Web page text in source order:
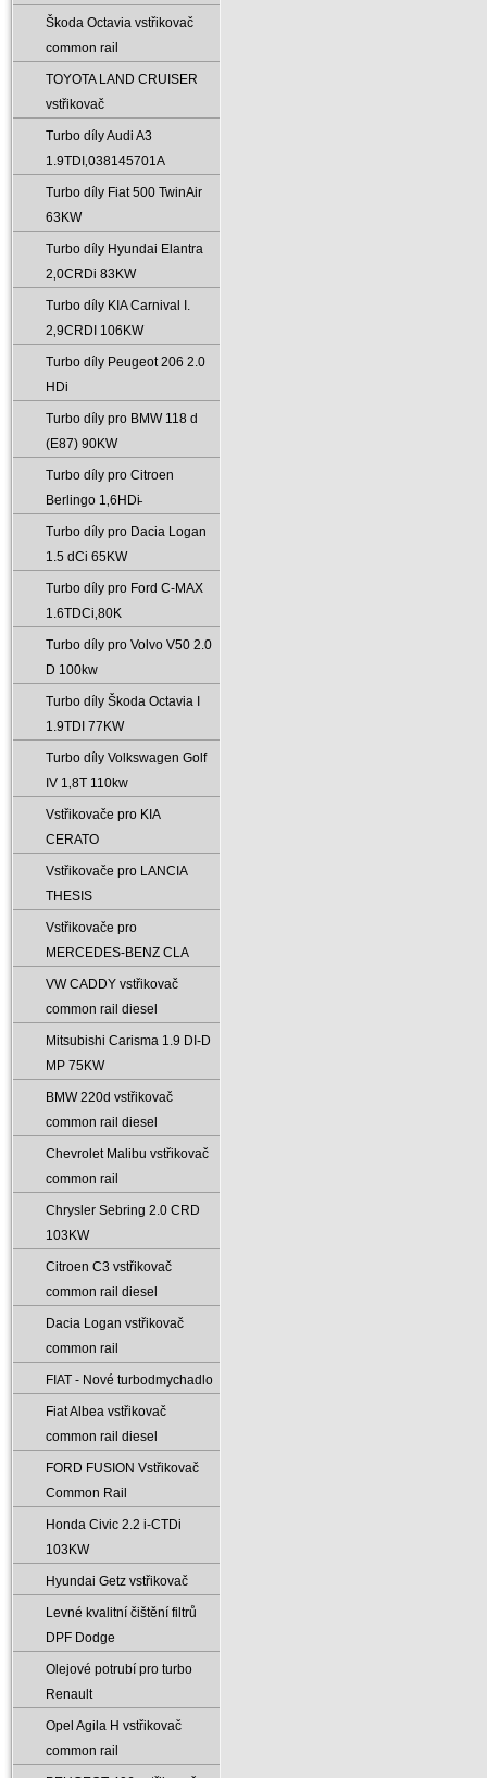
Škoda Octavia vstřikovač
common rail
TOYOTA LAND CRUISER
vstřikovač
Turbo díly Audi A3
1.9TDI‚038145701A
Turbo díly Fiat 500 TwinAir
63KW
Turbo díly Hyundai Elantra
2‚0CRDi 83KW
Turbo díly KIA Carnival I.
2‚9CRDI 106KW
Turbo díly Peugeot 206 2.0
HDi
Turbo díly pro BMW 118 d
(E87) 90KW
Turbo díly pro Citroen
Berlingo 1‚6HDi̵
Turbo díly pro Dacia Logan
1.5 dCi 65KW
Turbo díly pro Ford C-MAX
1.6TDCi‚80K
Turbo díly pro Volvo V50 2.0
D 100kw
Turbo díly Škoda Octavia I
1.9TDI 77KW
Turbo díly Volkswagen Golf
IV 1‚8T 110kw
Vstřikovače pro KIA
CERATO
Vstřikovače pro LANCIA
THESIS
Vstřikovače pro
MERCEDES-BENZ CLA
VW CADDY vstřikovač
common rail diesel
Mitsubishi Carisma 1.9 DI-D
MP 75KW
BMW 220d vstřikovač
common rail diesel
Chevrolet Malibu vstřikovač
common rail
Chrysler Sebring 2.0 CRD
103KW
Citroen C3 vstřikovač
common rail diesel
Dacia Logan vstřikovač
common rail
FIAT - Nové turbodmychadlo
Fiat Albea vstřikovač
common rail diesel
FORD FUSION Vstřikovač
Common Rail
Honda Civic 2.2 i-CTDi
103KW
Hyundai Getz vstřikovač
Levné kvalitní čištění filtrů
DPF Dodge
Olejové potrubí pro turbo
Renault
Opel Agila H vstřikovač
common rail